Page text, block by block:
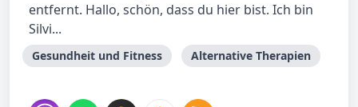
entfernt. Hallo, schön, dass du hier bist. Ich bin
Silvi...
Gesundheit und Fitness Alternative Therapien